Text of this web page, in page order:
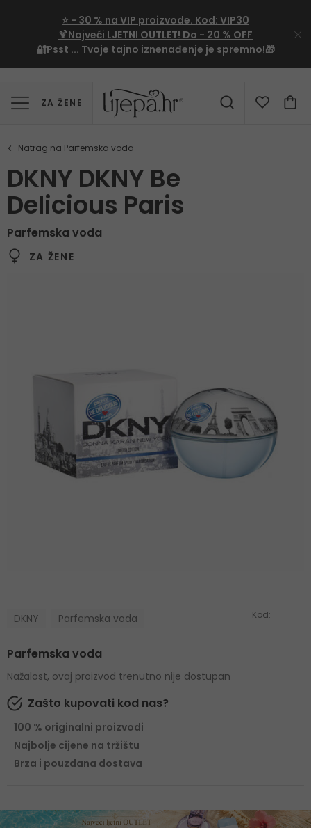
⭐ - 30 % na VIP proizvode. Kod: VIP30
🍹Najveći LJETNI OUTLET! Do - 20 % OFF
🔐Psst ... Tvoje tajno iznenađenje je spremno!🎁
ZA ŽENE
DKNY DKNY Be
Delicious Paris
Parfemska voda
ZA ŽENE
DKNY Parfemska voda Kod:
Parfemska voda
Nažalost, ovaj proizvod trenutno nije dostupan
Zašto kupovati kod nas?
100 % originalni proizvodi
Najbolje cijene na tržištu
Brza i pouzdana dostava